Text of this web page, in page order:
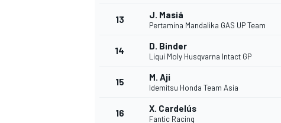
13 J. Masiá
Pertamina Mandalika GAS UP Team
14 D. Binder
Liqui Moly Husqvarna Intact GP
15 M. Aji
Idemitsu Honda Team Asia
16 X. Cardelús
Fantic Racing